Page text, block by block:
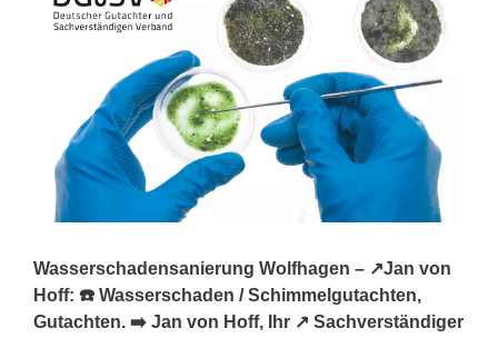
Wasserschadensanierung Wolfhagen – ↗️Jan von
Hoff: ☎️ Wasserschaden / Schimmelgutachten,
Gutachten. ➡️ Jan von Hoff, Ihr ↗️ Sachverständiger